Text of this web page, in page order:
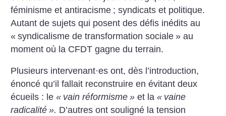
féminisme et anti­racisme ; syndicats et politique.
Autant de sujets qui posent des défis inédits au
« syndicalisme de transformation sociale » au
moment où la CFDT gagne du terrain.
Plusieurs intervenant·es ont, dès l’introduction,
énoncé qu’il fallait reconstruire en évitant deux
écueils : le« vain réformisme » et la « vaine
radicalité ». D’autres ont souligné la tension